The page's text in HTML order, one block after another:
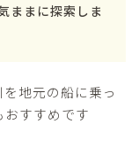
ままに探索しま
地元の船に乗っ
すすめです